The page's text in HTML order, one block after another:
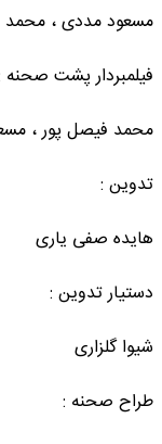
مسعود مددی ، محمد
فیلمبردار پشت صحنه
محمد فیصل پور ،
تدوین :
هایده صفی یاری
دستیار تدوین :
شیوا گلزاری
طراح صحنه :